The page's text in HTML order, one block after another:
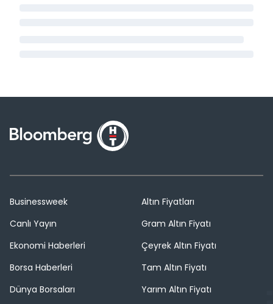
Businessweek
Canlı Yayın
Ekonomi Haberleri
Borsa Haberleri
Dünya Borsaları
Altın Fiyatları
Gram Altın Fiyatı
Çeyrek Altın Fiyatı
Tam Altın Fiyatı
Yarım Altın Fiyatı